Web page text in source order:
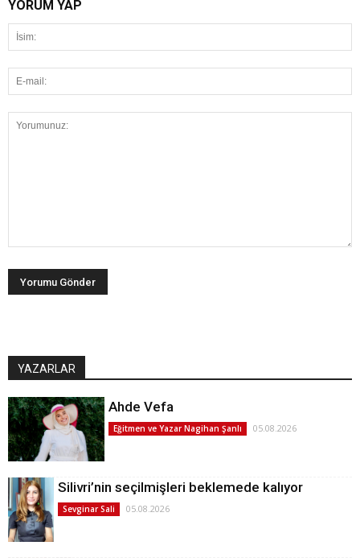
YORUM YAP
YAZARLAR
Ahde Vefa
Eğitmen ve Yazar Nagihan Şanlı 05.08.2026
Silivri’nin seçilmişleri beklemede kalıyor
Sevginar Sali 05.08.2026